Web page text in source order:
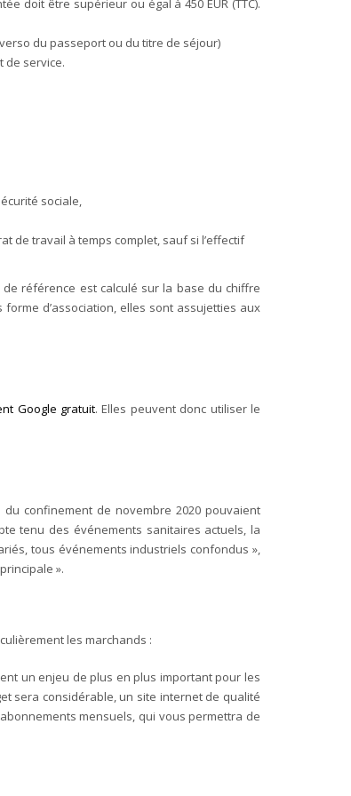
doit être supérieur ou égal à 450 EUR (TTC).
du passeport ou du titre de séjour)
de service.
sociale,
de travail à temps complet, sauf si l’effectif
référence est calculé sur la base du chiffre
forme d’association, elles sont assujetties aux
Google gratuit. Elles peuvent donc utiliser le
confinement de novembre 2020 pouvaient
tenu des événements sanitaires actuels, la
tous événements industriels confondus »,
».
les marchands :
un enjeu de plus en plus important pour les
sera considérable, un site internet de qualité
mensuels, qui vous permettra de